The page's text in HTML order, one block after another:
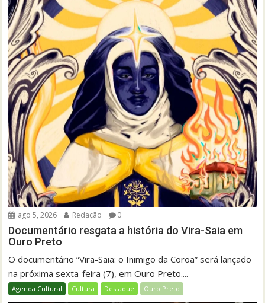
ago 5, 2026 Redação 0
Documentário resgata a história do Vira-Saia em
Ouro Preto
O documentário “Vira-Saia: o Inimigo da Coroa” será lançado
na próxima sexta-feira (7), em Ouro Preto....
Agenda Cultural Cultura Destaque Ouro Preto